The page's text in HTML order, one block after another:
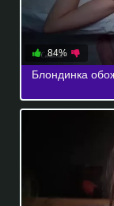
84%
Блондинка